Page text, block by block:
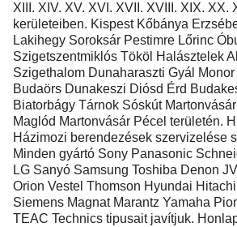
XIII. XIV. XV. XVI. XVII. XVIII. XIX. XX.
kerületeiben. Kispest Kőbánya
Lakihegy Soroksár Pestimre Lőrinc
Szigetszentmiklós Tököl Halásztelek
Szigethalom Dunaharaszti Gyál
Budaörs Dunakeszi Diósd Érd
Biatorbágy Tárnok Sóskút
Maglód Martonvásár Pécel területén.
Házimozi berendezések szervizelése
Minden gyártó Sony Panasonic
LG Sanyó Samsung Toshiba Denon
Orion Vestel Thomson Hyundai
Siemens Magnat Marantz Yamaha
TEAC Technics tipusait javítjuk.